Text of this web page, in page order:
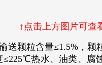
↑点击上方图片可查
送颗粒含量≤1.5%，颗
热水、油类、腐